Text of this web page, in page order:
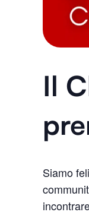
Il
Siamo